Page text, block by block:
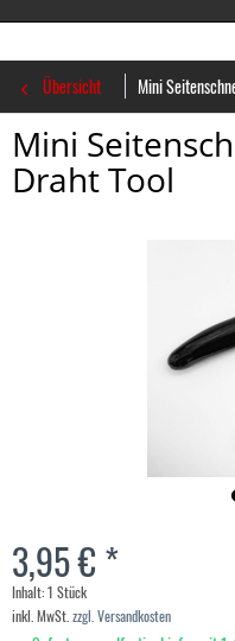
Übersicht Mini
Mini
Draht Tool
3,95 € *
Inhalt:1 Stück
inkl. MwSt. zzgl. Versandkosten